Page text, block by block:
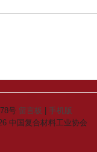
号 留言板
手机版
中国复合材料工业协会